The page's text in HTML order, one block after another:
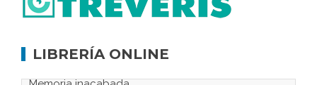
LIBRERÍA ONLINE